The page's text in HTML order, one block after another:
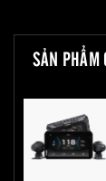
SẢN PHẨM